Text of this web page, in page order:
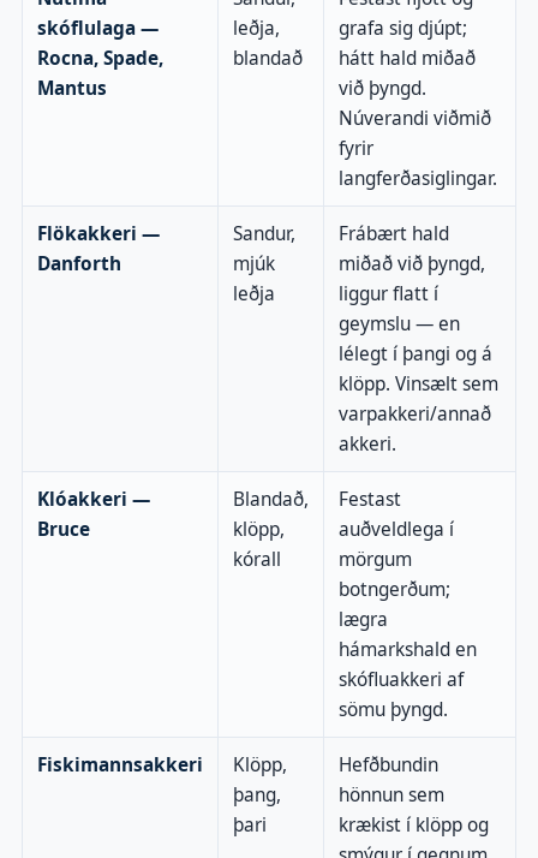
skóflulaga —
Rocna, Spade,
Mantus
leðja,
blandað
grafa sig djúpt;
hátt hald miðað
við þyngd.
Núverandi viðmið
fyrir
langferðasiglingar.
Flökakkeri —
Danforth
Sandur,
mjúk
leðja
Frábært hald
miðað við þyngd,
liggur flatt í
geymslu — en
lélegt í þangi og á
klöpp. Vinsælt sem
varpakkeri/annað
akkeri.
Klóakkeri —
Bruce
Blandað,
klöpp,
kórall
Festast
auðveldlega í
mörgum
botngerðum;
lægra
hámarkshald en
skófluakkeri af
sömu þyngd.
Fiskimannsakkeri
Klöpp,
þang,
þari
Hefðbundin
hönnun sem
krækist í klöpp og